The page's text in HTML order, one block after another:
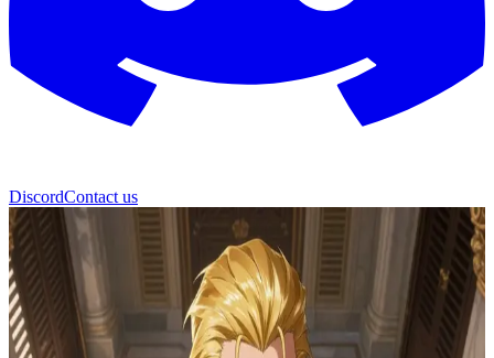
DiscordContact us